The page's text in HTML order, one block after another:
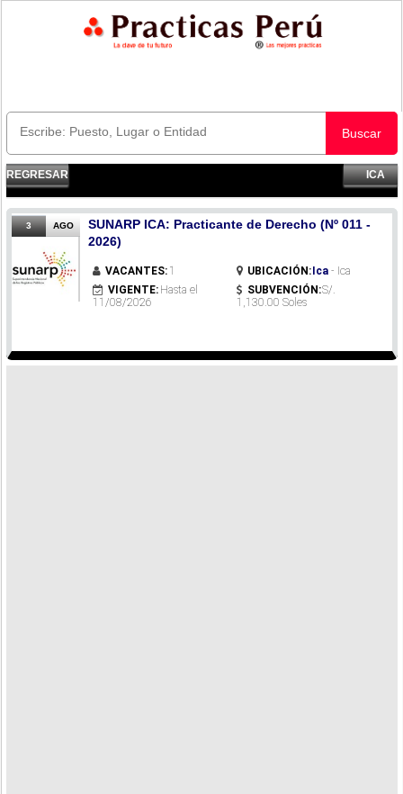
Buscar
REGRESAR ICA
3 AGO
SUNARP ICA: Practicante de Derecho (Nº 011 -
2026)
VACANTES: 1 UBICACIÓN: Ica - Ica
VIGENTE: Hasta el
11/08/2026
SUBVENCIÓN:S/.
1,130.00 Soles